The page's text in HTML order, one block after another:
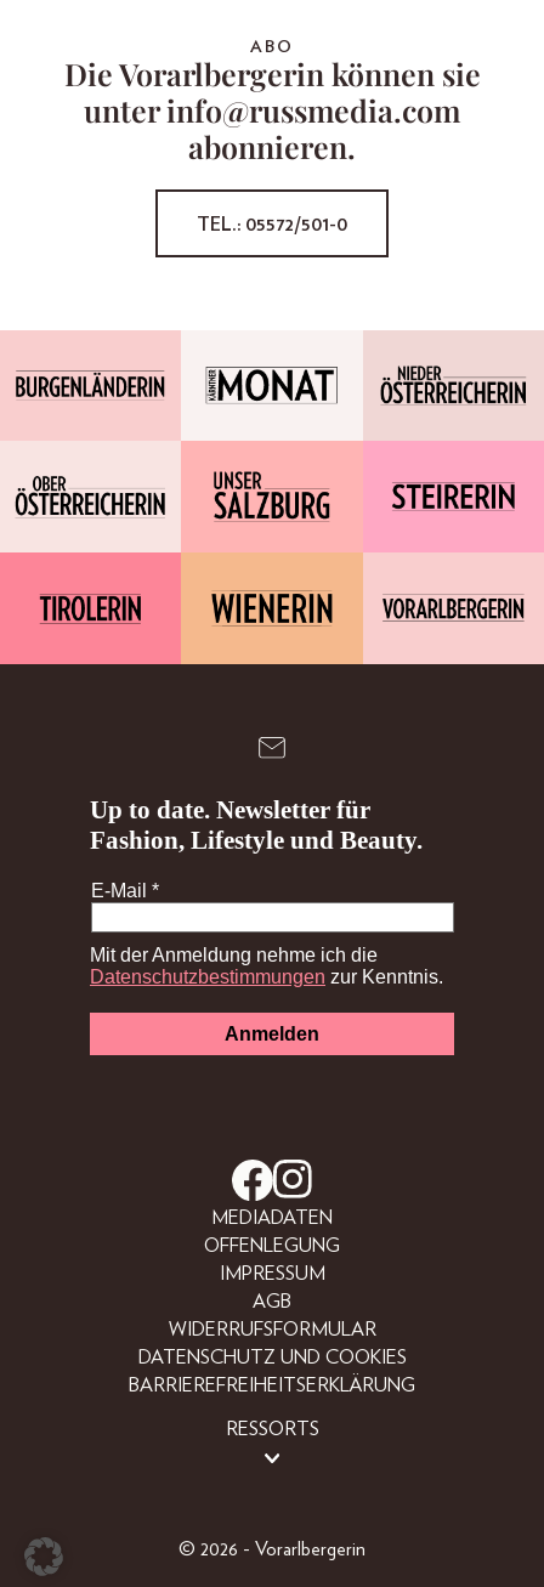
ABO
Die Vorarlbergerin können sie
unter info@russmedia.com
abonnieren.
TEL.: 05572/501-0
MEDIADATEN
OFFENLEGUNG
IMPRESSUM
AGB
WIDERRUFSFORMULAR
DATENSCHUTZ UND COOKIES
BARRIEREFREIHEITSERKLÄRUNG
RESSORTS
PEOPLE
© 2026 - Vorarlbergerin